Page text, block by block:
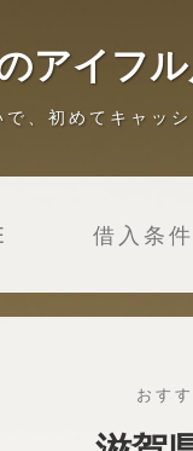
アイフ
、初めてキャッ
借入条
おす